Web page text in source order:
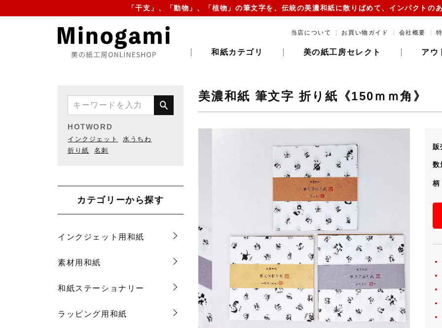
「干支」、「動物」、「植物」の筆文字を、伝統の美濃和紙に散りばめて、インパクトの
当店について お買い物ガイド 会社概要
和紙カテゴリ 美の紙工房セレクト アウ
HOTWORD
インクジェット
水うちわ
折り紙
名刺
カテゴリーから探す
インクジェット用和紙
素材用和紙
和紙ステーショナリー
ラッピング用和紙
美濃和紙 筆文字 折り紙《150ｍｍ角》
数
柄